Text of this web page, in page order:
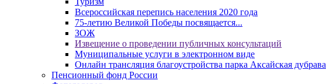
Всероссийская перепись населения 2020 года
75-летию Великой Победы посвящается...
ЗОЖ
Извещение о проведении публичных консультаций
Муниципальные услуги в электронном виде
Онлайн трансляция благоустройства парка Аксайская дубрава
Пенсионный фонд России